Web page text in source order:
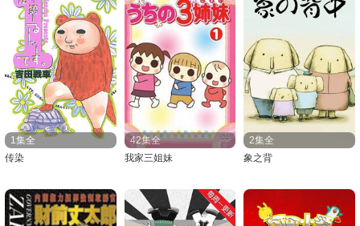
1集全
传染
42集全
我家三姐妹
2集全
象之背